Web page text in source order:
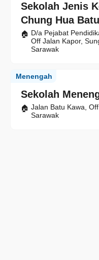
Sekolah Jenis
Chung Hua
D/a Pejabat
Off Jalan Kapor,
Sarawak
Sekolah
Menengah
Jalan Batu Kawa,
Sarawak